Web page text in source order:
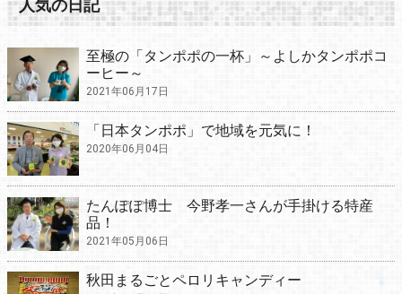
人気の日記
至極の「タンポポの一杯」～よしかタンポポコ
ーヒー～
2021年06月17日
「日本タンポポ」で地域を元気に！
2020年06月04日
たんぽぽ博士 今野孝一さんが手掛ける特産
品！
2021年05月06日
秋田まるごとペロリキャンディー